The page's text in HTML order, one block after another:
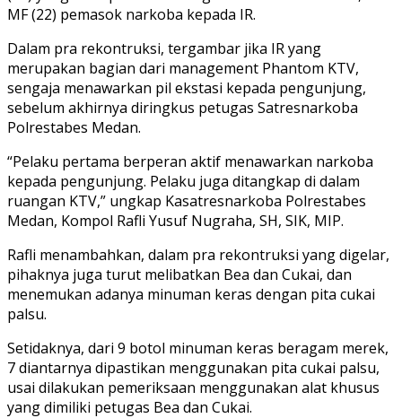
MF (22) pemasok narkoba kepada IR.
Dalam pra rekontruksi, tergambar jika IR yang
merupakan bagian dari management Phantom KTV,
sengaja menawarkan pil ekstasi kepada pengunjung,
sebelum akhirnya diringkus petugas Satresnarkoba
Polrestabes Medan.
“Pelaku pertama berperan aktif menawarkan narkoba
kepada pengunjung. Pelaku juga ditangkap di dalam
ruangan KTV,” ungkap Kasatresnarkoba Polrestabes
Medan, Kompol Rafli Yusuf Nugraha, SH, SIK, MIP.
Rafli menambahkan, dalam pra rekontruksi yang digelar,
pihaknya juga turut melibatkan Bea dan Cukai, dan
menemukan adanya minuman keras dengan pita cukai
palsu.
Setidaknya, dari 9 botol minuman keras beragam merek,
7 diantarnya dipastikan menggunakan pita cukai palsu,
usai dilakukan pemeriksaan menggunakan alat khusus
yang dimiliki petugas Bea dan Cukai.